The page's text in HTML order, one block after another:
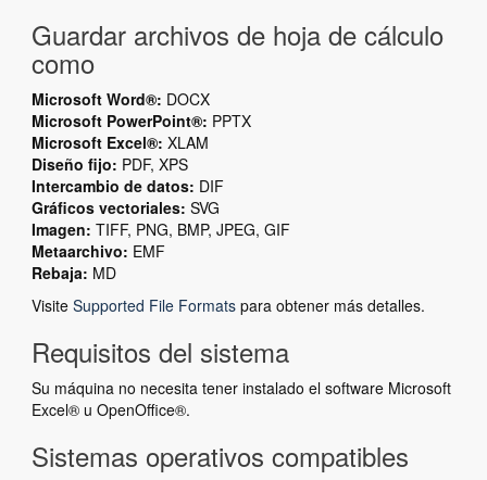
Guardar archivos de hoja de cálculo
como
Microsoft Word®: DOCX
Microsoft PowerPoint®: PPTX
Microsoft Excel®: XLAM
Diseño fijo: PDF, XPS
Intercambio de datos: DIF
Gráficos vectoriales: SVG
Imagen: TIFF, PNG, BMP, JPEG, GIF
Metaarchivo: EMF
Rebaja: MD
Visite Supported File Formats para obtener más detalles.
Requisitos del sistema
Su máquina no necesita tener instalado el software Microsoft
Excel® u OpenOffice®.
Sistemas operativos compatibles